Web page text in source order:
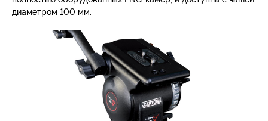
диаметром 100 мм.